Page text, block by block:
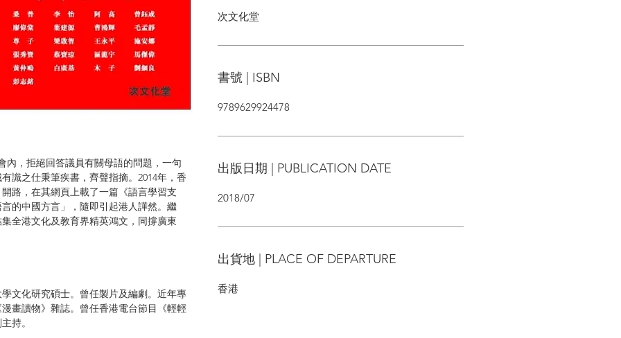
內，拒絕回答議員有關母語的問題，一句
識之仕秉筆疾書，齊聲指摘。2014年，香
路，在其網頁上載了一篇《語言學習支
的中國方言」，隨即引起港人譁然。繼
全港文化及教育界精英鴻文，同撐廣東
文化研究碩士。曾任製片及編劇。近年專
畫讀物》雜誌。曾任香港電台節目《輕輕
持。
次文化堂
書號 | ISBN
9789629924478
出版日期 | PUBLICATION DATE
2018/07
出貨地 | PLACE OF DEPARTURE
香港